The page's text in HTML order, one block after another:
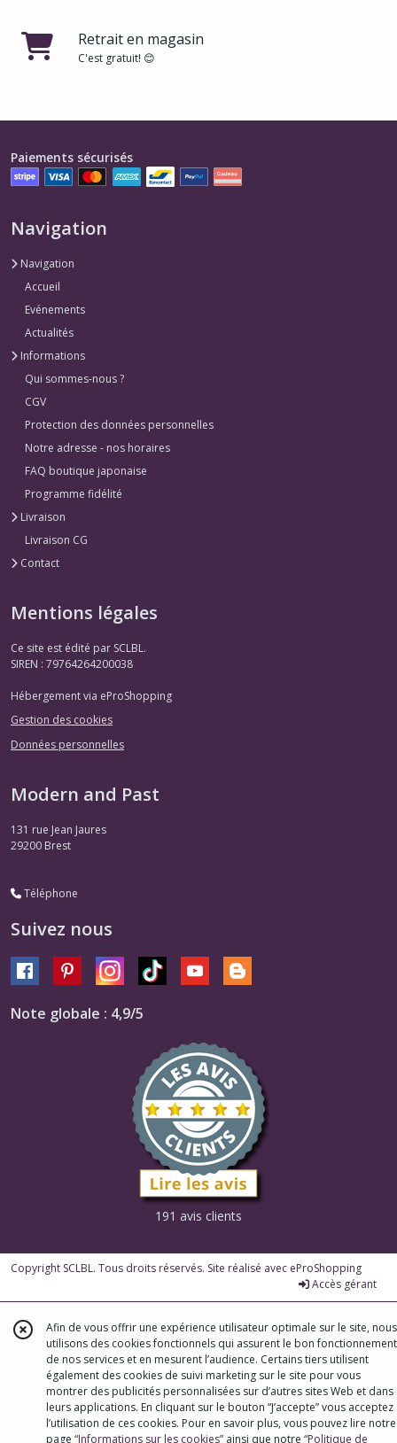
Retrait en magasin
C'est gratuit! 😊
Paiements sécurisés
Navigation
Navigation
Accueil
Evénements
Actualités
Informations
Qui sommes-nous ?
CGV
Protection des données personnelles
Notre adresse - nos horaires
FAQ boutique japonaise
Programme fidélité
Livraison
Livraison CG
Contact
Mentions légales
Ce site est édité par SCLBL.
SIREN : 79764264200038
Hébergement via eProShopping
Gestion des cookies
Données personnelles
Modern and Past
131 rue Jean Jaures
29200 Brest
Téléphone
Suivez nous
Note globale : 4,9/5
191 avis clients
Copyright SCLBL. Tous droits réservés. Site réalisé avec eProShopping
Accès gérant
Afin de vous offrir une expérience utilisateur optimale sur le site, nous
utilisons des cookies fonctionnels qui assurent le bon fonctionnement
de nos services et en mesurent l’audience. Certains tiers utilisent
également des cookies de suivi marketing sur le site pour vous
montrer des publicités personnalisées sur d’autres sites Web et dans
leurs applications. En cliquant sur le bouton “J’accepte” vous acceptez
l’utilisation de ces cookies. Pour en savoir plus, vous pouvez lire notre
page “Informations sur les cookies” ainsi que notre “Politique de